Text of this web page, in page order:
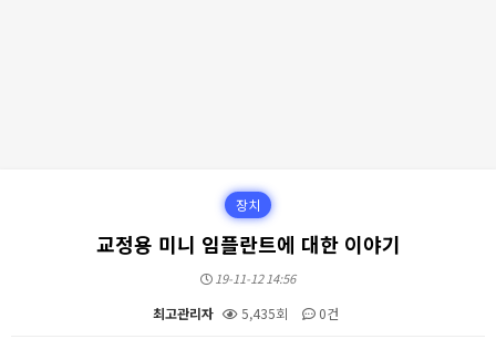
장치
교정용 미니 임플란트에 대한 이야기
19-11-12 14:56
최고관리자 5,435회 0건